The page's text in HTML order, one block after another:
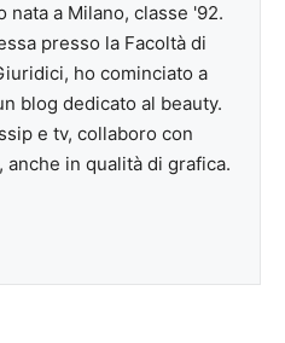
nata a Milano, classe '92.
presso la Facoltà di
ho cominciato a
blog dedicato al beauty.
e tv, collaboro con
in qualità di grafica.